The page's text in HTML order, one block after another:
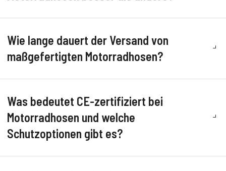
Wie lange dauert der Versand von
maßgefertigten Motorradhosen?
Was bedeutet CE-zertifiziert bei
Motorradhosen und welche
Schutzoptionen gibt es?